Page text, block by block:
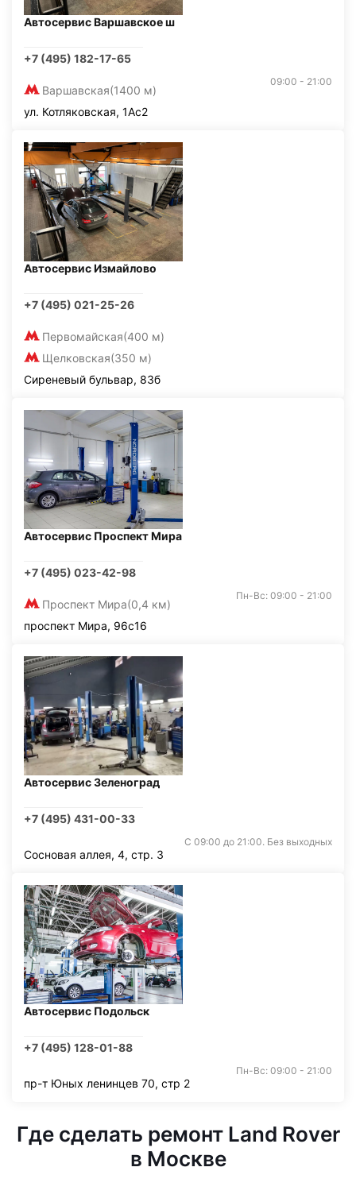
Автосервис Варшавское ш
+7 (495) 182-17-65
Варшавская(1400 м)
09:00 - 21:00
ул. Котляковская, 1Ас2
Автосервис Измайлово
+7 (495) 021-25-26
Первомайская(400 м)
Щелковская(350 м)
Сиреневый бульвар, 83б
Автосервис Проспект Мира
+7 (495) 023-42-98
Проспект Мира(0,4 км)
Пн-Вс: 09:00 - 21:00
проспект Мира, 96с16
Автосервис Зеленоград
+7 (495) 431-00-33
С 09:00 до 21:00. Без выходных
Сосновая аллея, 4, стр. 3
Автосервис Подольск
+7 (495) 128-01-88
Пн-Вс: 09:00 - 21:00
пр-т Юных ленинцев 70, стр 2
Где сделать ремонт Land Rover
в Москве